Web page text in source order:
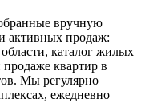
вручную
активных продаж:
каталог жилых
квартир в
Мы регулярно
ежедневно